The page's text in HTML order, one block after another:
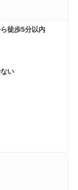
徒歩5分以内
い